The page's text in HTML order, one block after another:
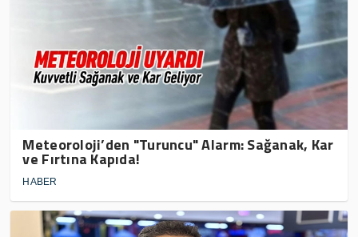
Meteoroloji’den "Turuncu" Alarm: Sağanak, Kar
ve Fırtına Kapıda!
HABER